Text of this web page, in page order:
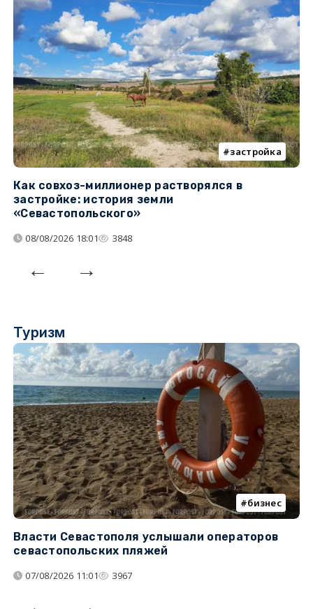
застройка
Как совхоз-миллионер растворялся в
застройке: история земли
«Севастопольского»
08/08/2026 18:01 3848
Туризм
бизнес
Власти Севастополя услышали операторов
севастопольских пляжей
07/08/2026 11:01 3967